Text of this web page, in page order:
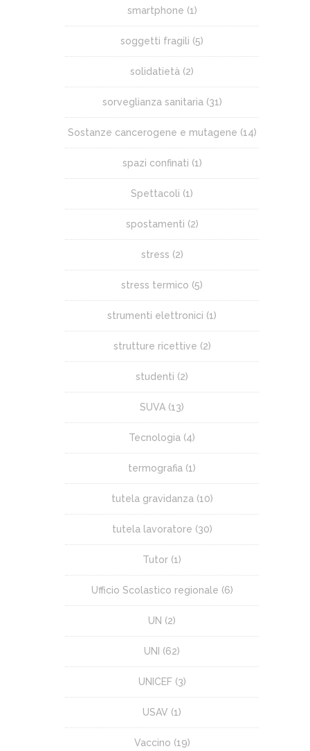
smartphone (1)
soggetti fragili (5)
solidatietà (2)
sorveglianza sanitaria (31)
Sostanze cancerogene e mutagene (14)
spazi confinati (1)
Spettacoli (1)
spostamenti (2)
stress (2)
stress termico (5)
strumenti elettronici (1)
strutture ricettive (2)
studenti (2)
SUVA (13)
Tecnologia (4)
termografia (1)
tutela gravidanza (10)
tutela lavoratore (30)
Tutor (1)
Ufficio Scolastico regionale (6)
UN (2)
UNI (62)
UNICEF(3)
USAV (1)
Vaccino (19)